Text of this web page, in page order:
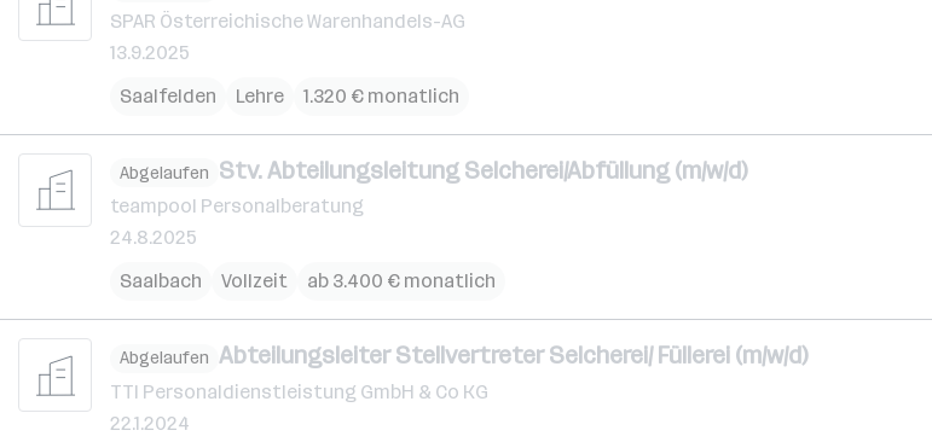
SPAR Österreichische Warenhandels-AG
13.9.2025
Saalfelden
Lehre 1.320 € monatlich
Abgelaufen Stv. Abteilungsleitung Selcherei/Abfüllung (m/w/d)
teampool Personalberatung
24.8.2025
Saalbach
Vollzeit ab 3.400 € monatlich
Abgelaufen Abteilungsleiter Stellvertreter Selcherei/ Füllerei (m/w/d)
TTI Personaldienstleistung GmbH & Co KG
22.1.2024